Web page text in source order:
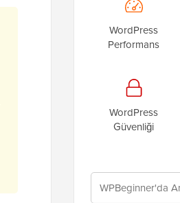
WordPress
Performans
WordPress
Güvenliği